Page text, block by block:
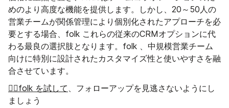
めのより高度な機能を提供します。しかし、20～50人の
営業チームが関係管理により個別化されたアプローチを必
要とする場合、folk これらの従来のCRMオプションに代
わる最良の選択肢となります。folk 、中規模営業チーム
向けに特別に設計されたカスタマイズ性と使いやすさを融
合させています。
👉🏼folk を試して 、フォローアップを見逃さないようにし
ましょう